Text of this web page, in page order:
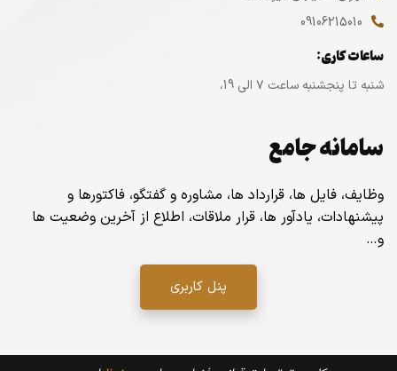
09106215010
ساعات کاری:
شنبه تا پنجشنبه ساعت ۷ الی 19،
سامانه جامع
وظایف، فایل ها، قرارداد ها، مشاوره و گفتگو، فاکتورها و
پیشنهادات، یادآور ها، قرار ملاقات، اطلاع از آخرین وضعیت ها
و…
پنل کاربری